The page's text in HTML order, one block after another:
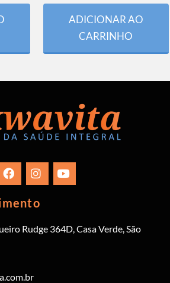
ADICIONAR AO
CARRINHO
Rudge 364D, Casa Verde, São